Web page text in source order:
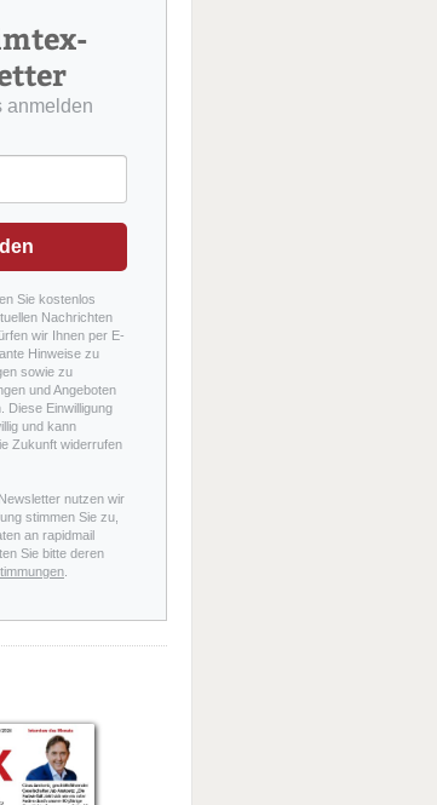
anmelden
Sie kostenlos
Nachrichten
wir Ihnen per E-
Hinweise zu
sowie zu
und Angeboten
Diese Einwilligung
und kann
Zukunft widerrufen
nutzen wir
stimmen Sie zu,
an rapidmail
Sie bitte deren